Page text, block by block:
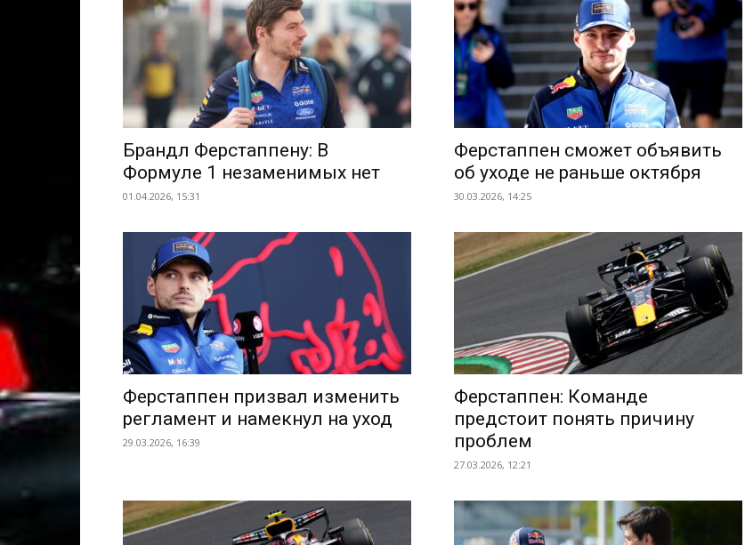
Брандл Ферстаппену: В
Формуле 1 незаменимых нет
01.04.2026, 15:31
Ферстаппен сможет объявить
об уходе не раньше октября
30.03.2026, 14:25
Ферстаппен призвал изменить
регламент и намекнул на уход
29.03.2026, 16:39
Ферстаппен: Команде
предстоит понять причину
проблем
27.03.2026, 12:21